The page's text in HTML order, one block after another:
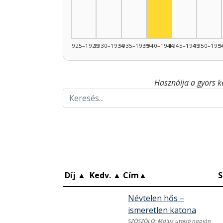
1925–19291930–19341935–19391940–19441945–1949
Használja a gyors
Díj ▲ Kedv. ▲ Cím▲
Névtelen hős –
ismeretlen katona
SZÓSZÓLÓ: Május utolsó napján